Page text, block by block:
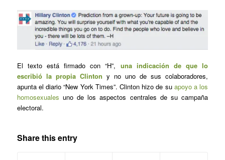
El texto está firmado con “H”, una indicación de que lo
escribió la propia Clinton y no uno de sus colaboradores,
apunta el diario “New York Times”. Clinton hizo de su apoyo a los
homosexuales uno de los aspectos centrales de su campaña
electoral.
Share this entry